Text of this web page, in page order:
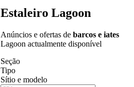
Estaleiro Lagoon
Anúncios e ofertas de barcos e iates
Lagoon actualmente disponível
Seção
Tipo
Sítio e modelo